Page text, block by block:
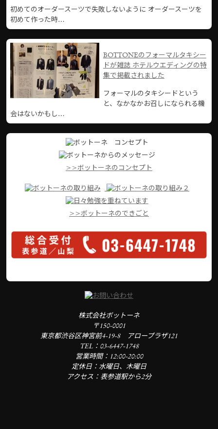
初めてのオーダースーツで失敗しないように オーダースーツを
初めて作った時…
BOTTONEのフォーマルタキシー
ドが雑誌 ホテルウエディングの特
集で掲載されました
フォーマルのタキシードという
と、なかなかお召しになられる機
会はないかもし…
>>ボットーネのコンセプト
>>ボットーネのできごと
株式会社ボットーネ
〒150-0001
東京都渋谷区神宮前4-19-8 アロープラザ121
TEL：03-6447-1748
営業時間：12:00-20:00
定休日：水曜日、木曜日
アクセス：表参道駅から2分